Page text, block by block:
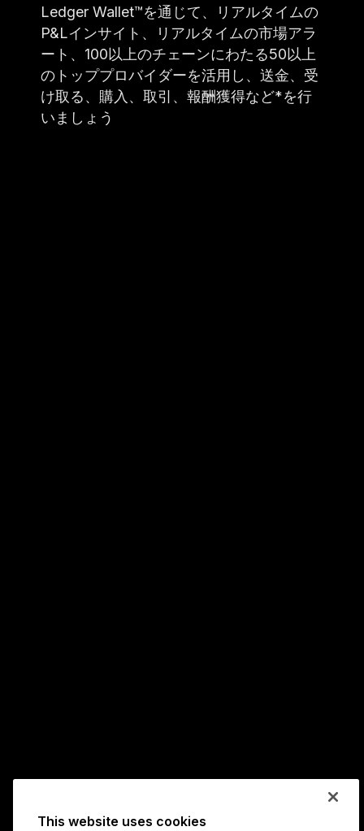
Ledger Wallet™を通じて、リアルタイムの
P&Lインサイト、リアルタイムの市場アラ
ート、100以上のチェーンにわたる50以上
のトッププロバイダーを活用し、送金、受
け取る、購入、取引、報酬獲得など*を行
いましょう
This website uses cookies